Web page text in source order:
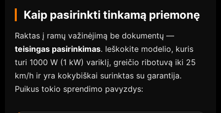
Kaip pasirinkti tinkamą priemonę
Raktas į ramų važinėjimą be dokumentų —
teisingas pasirinkimas. Ieškokite modelio, kuris
turi 1000 W (1 kW) variklį, greičio ribotuvą iki 25
km/h ir yra kokybiškai surinktas su garantija.
Puikus tokio sprendimo pavyzdys: